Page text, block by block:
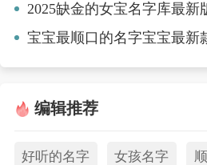
2025缺金的女宝名字库最新
宝宝最顺口的名字宝宝最新
编辑推荐
好听的名字 女孩名字